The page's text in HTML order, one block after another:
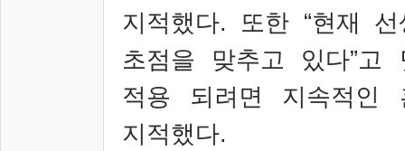
지적했다. 또한 “현재
초점을 맞추고 있다”고
적용 되려면 지속적인
지적했다.